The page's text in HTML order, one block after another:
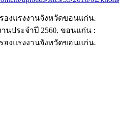
งแรงงานจังหวัดขอนแก่น.
นประจำปี 2560. ขอนแก่น :
งแรงงานจังหวัดขอนแก่น.